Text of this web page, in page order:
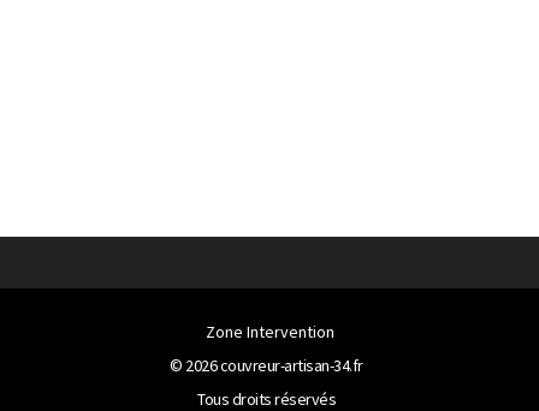
Zone Intervention
© 2026couvreur-artisan-34.fr
Tous droits réservés